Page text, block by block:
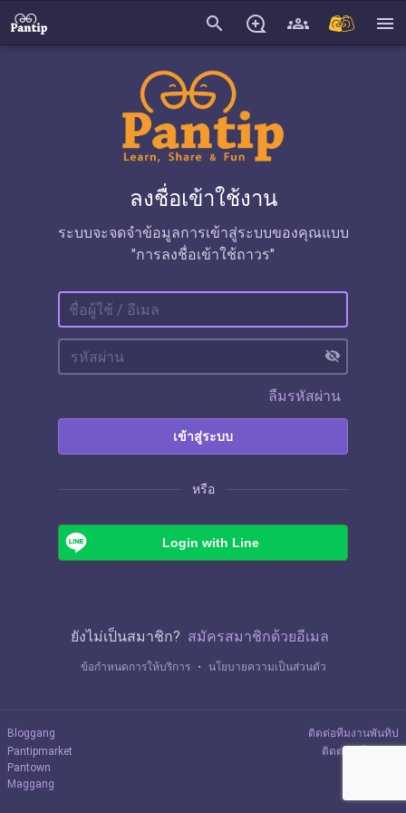
search menu
ลงชื่อเข้าใช้งาน
ระบบจะจดจำข้อมูลการเข้าสู่ระบบของคุณแบบ
"การลงชื่อเข้าใช้ถาวร"
visibility_off
ลืมรหัสผ่าน
เข้าสู่ระบบ
หรือ
Login with Line
ยังไม่เป็นสมาชิก? สมัครสมาชิกด้วยอีเมล
ข้อกำหนดการให้บริการ ・ นโยบายความเป็นส่วนตัว
Bloggang
Pantipmarket
Pantown
Maggang
ติดต่อทีมงานพันทิป
ติดต่อลงโฆษณา